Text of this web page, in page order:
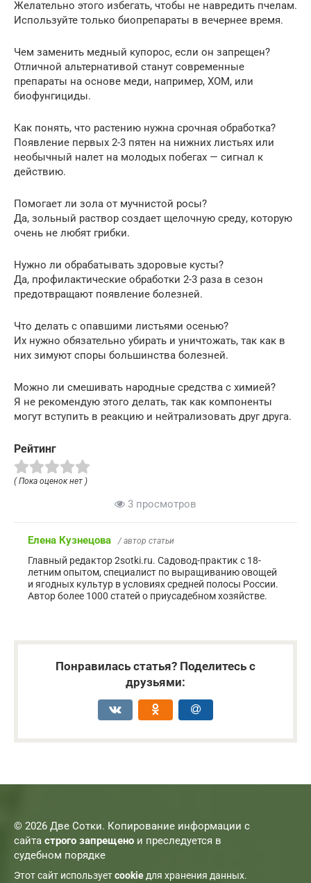
Желательно этого избегать, чтобы не навредить пчелам.
Используйте только биопрепараты в вечернее время.
Чем заменить медный купорос, если он запрещен?
Отличной альтернативой станут современные
препараты на основе меди, например, ХОМ, или
биофунгициды.
Как понять, что растению нужна срочная обработка?
Появление первых 2-3 пятен на нижних листьях или
необычный налет на молодых побегах — сигнал к
действию.
Помогает ли зола от мучнистой росы?
Да, зольный раствор создает щелочную среду, которую
очень не любят грибки.
Нужно ли обрабатывать здоровые кусты?
Да, профилактические обработки 2-3 раза в сезон
предотвращают появление болезней.
Что делать с опавшими листьями осенью?
Их нужно обязательно убирать и уничтожать, так как в
них зимуют споры большинства болезней.
Можно ли смешивать народные средства с химией?
Я не рекомендую этого делать, так как компоненты
могут вступить в реакцию и нейтрализовать друг друга.
Рейтинг
( Пока оценок нет )
3 просмотров
Елена Кузнецова / автор статьи
Главный редактор 2sotki.ru. Садовод-практик с 18-
летним опытом, специалист по выращиванию овощей
и ягодных культур в условиях средней полосы России.
Автор более 1000 статей о приусадебном хозяйстве.
Понравилась статья? Поделитесь с
друзьями:
© 2026 Две Сотки. Копирование информации с
сайта строго запрещено и преследуется в
судебном порядке
Этот сайт используетcookieдля хранения данных.